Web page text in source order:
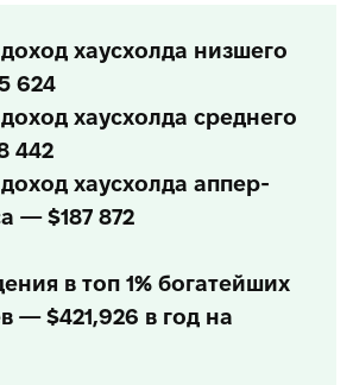
хаусхолда низшего
624
хаусхолда среднего
442
хаусхолда аппер-
— $187 872
в топ 1% богатейших
— $421,926 в год на